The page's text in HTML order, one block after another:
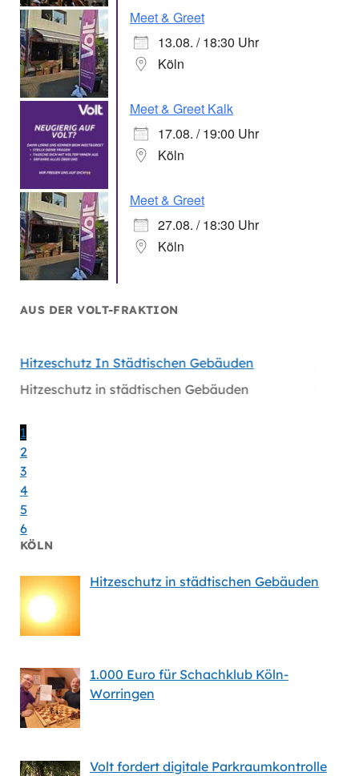
Meet & Greet
13.08. / 18:30 Uhr
Köln
Meet & Greet Kalk
17.08. / 19:00 Uhr
Köln
Meet & Greet
27.08. / 18:30 Uhr
Köln
AUS DER VOLT-FRAKTION
Hitzeschutz In Städtischen Gebäuden
Hitzeschutz in städtischen Gebäuden
1
2
3
4
5
6
KÖLN
Hitzeschutz in städtischen Gebäuden
1.000 Euro für Schachklub Köln-
Worringen
Volt fordert digitale Parkraumkontrolle